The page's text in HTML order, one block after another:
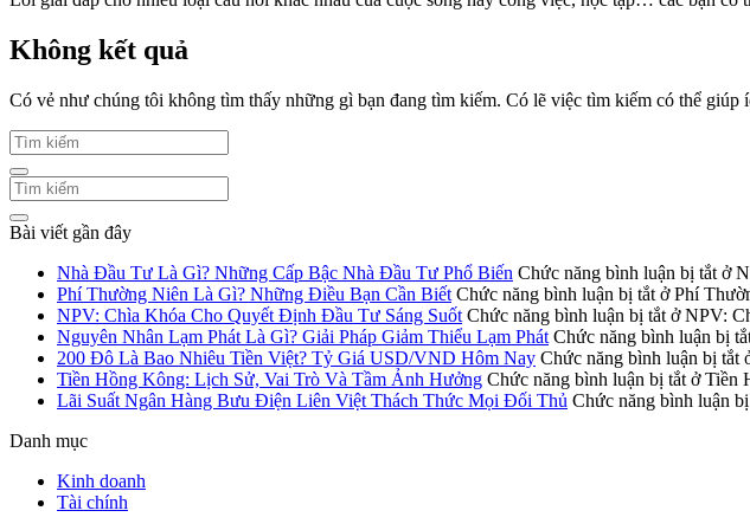
Không kết quả
Có vẻ như chúng tôi không tìm thấy những gì bạn đang tìm kiếm. Có lẽ việc tìm kiếm có thể giúp
Bài viết gần đây
Nhà Đầu Tư Là Gì? Những Cấp Bậc Nhà Đầu Tư Phổ Biến Chức năng bình luận bị tắt ở
Phí Thường Niên Là Gì? Những Điều Bạn Cần Biết Chức năng bình luận bị tắt ở Phí
NPV: Chìa Khóa Cho Quyết Định Đầu Tư Sáng Suốt Chức năng bình luận bị tắt ở NPV:
Nguyên Nhân Lạm Phát Là Gì? Giải Pháp Giảm Thiểu Lạm Phát Chức năng bình luận bị
200 Đô Là Bao Nhiêu Tiền Việt? Tỷ Giá USD/VND Hôm Nay Chức năng bình luận bị tắt
Tiền Hồng Kông: Lịch Sử, Vai Trò Và Tầm Ảnh Hưởng Chức năng bình luận bị tắt ở Tiền
Lãi Suất Ngân Hàng Bưu Điện Liên Việt Thách Thức Mọi Đối Thủ Chức năng bình luận
Danh mục
Kinh doanh
Tài chính